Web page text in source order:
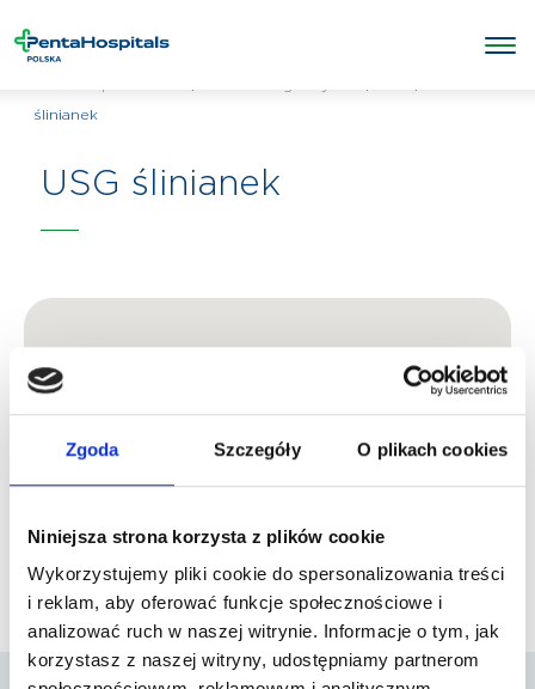
Zgoda Szczegóły O plikach cookies
Niniejsza strona korzysta z plików cookie
Wykorzystujemy pliki cookie do spersonalizowania treści
i reklam, aby oferować funkcje społecznościowe i
analizować ruch w naszej witrynie. Informacje o tym, jak
korzystasz z naszej witryny, udostępniamy partnerom
ślinianek
USG ślinianek